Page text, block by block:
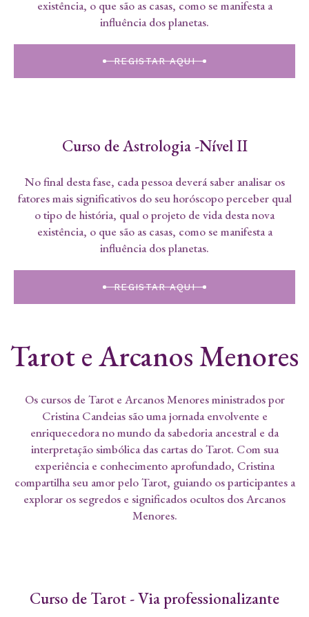
existência, o que são as casas, como se manifesta a
influência dos planetas.
REGISTAR AQUI
Curso de Astrologia -Nível II
No final desta fase, cada pessoa deverá saber analisar os
fatores mais significativos do seu horóscopo perceber qual
o tipo de história, qual o projeto de vida desta nova
existência, o que são as casas, como se manifesta a
influência dos planetas.
REGISTAR AQUI
Tarot e Arcanos Menores
Os cursos de Tarot e Arcanos Menores ministrados por
Cristina Candeias são uma jornada envolvente e
enriquecedora no mundo da sabedoria ancestral e da
interpretação simbólica das cartas do Tarot. Com sua
experiência e conhecimento aprofundado, Cristina
compartilha seu amor pelo Tarot, guiando os participantes a
explorar os segredos e significados ocultos dos Arcanos
Menores.
Curso de Tarot - Via professionalizante